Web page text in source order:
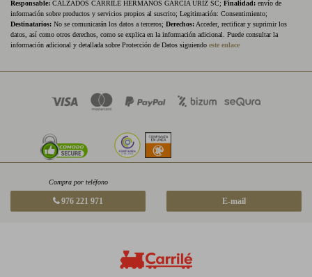
Responsable: CALZADOS CARRILE HERMANOS GARCIA URIZ SC; Finalidad: envío de
información sobre productos y servicios propios al suscrito; Legitimación: Consentimiento;
Destinatarios: No se comunicarán los datos a terceros; Derechos: Acceder, rectificar y suprimir los
datos, así como otros derechos, como se explica en la información adicional. Puede consultar la
información adicional y detallada sobre Protección de Datos siguiendo este enlace
Compra por teléfono
976 221 971 E-mail